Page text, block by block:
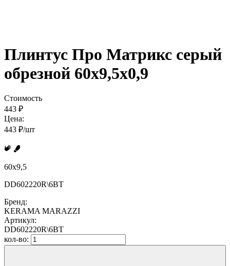
Плинтус Про Матрикс серый
обрезной 60x9,5x0,9
Стоимость
443 ₽
Цена:
443 ₽/шт
60x9,5
DD602220R\6BT
Бренд:
KERAMA MARAZZI
Артикул:
DD602220R\6BT
кол-во: